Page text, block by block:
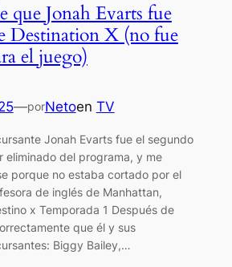
que Jonah Evarts fue
Destination X (no fue
el juego)
—porNetoen TV
Jonah Evarts fue el segundo
eliminado del programa, y ​​me
porque no estaba cortado por el
de inglés de Manhattan,
x Temporada 1 Después de
que él y sus
Biggy Bailey,…